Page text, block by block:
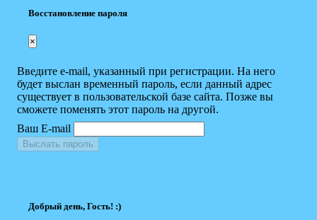
Восстановление пароля
×
Введите e-mail, указанный при регистрации. На него
будет выслан временный пароль, если данный адрес
существует в пользовательской базе сайта. Позже вы
сможете поменять этот пароль на другой.
Ваш E-mail
Выслать пароль
Добрый день, Гость! :)